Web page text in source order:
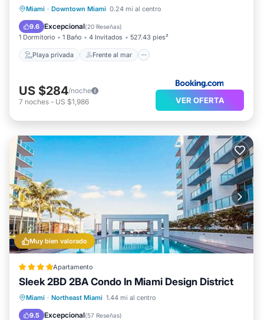
Miami · Downtown Miami 0.24 mi al centro
9.6 Excepcional(20 Reseñas)
1 Dormitorio 1 Baño 4 Invitados 527.43 pies²
Playa privada Frente al mar
Playa privada Frente al mar
Vista al mar
US $284/noche
7 noches - US $1,986 VER OFERTA
Muy bien valorado
Apartamento
Sleek 2BD 2BA Condo In Miami Design District
Miami · Northeast Miami 1.44 mi al centro
9.5 Excepcional(57 Reseñas)
Bañera de hidromasaje
Piscina
Balcón/Terraza